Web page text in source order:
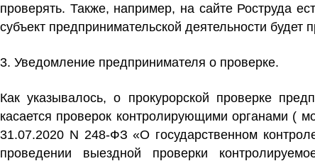
проверять. Также, например, на сайте Роструда
субъект предпринимательской деятельности будет
3. Уведомление предпринимателя о проверке.
Как указывалось, о прокурорской проверке
касается проверок контролирующими органами (
31.07.2020 N 248-ФЗ «О государственном
проведении выездной проверки